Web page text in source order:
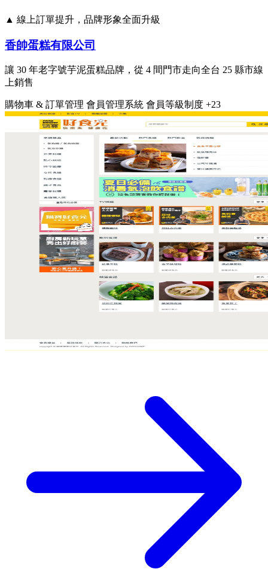
▲ 線上訂單提升，品牌形象全面升級
香帥蛋糕有限公司
讓 30 年老字號芋泥蛋糕品牌，從 4 間門市走向全台 25 縣市線
上銷售
購物車 & 訂單管理 會員管理系統 會員等級制度 +23